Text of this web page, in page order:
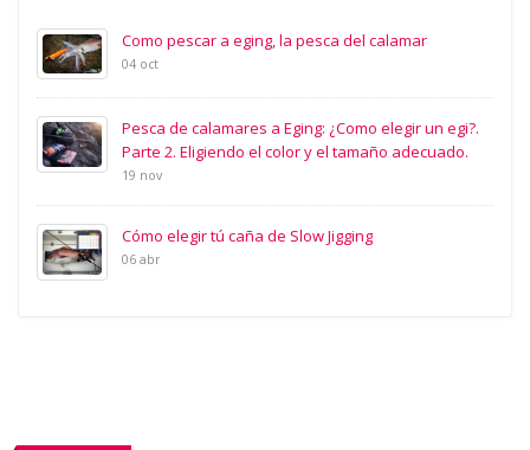
Como pescar a eging, la pesca del calamar
04 oct
Pesca de calamares a Eging: ¿Como elegir un egi?.
Parte 2. Eligiendo el color y el tamaño adecuado.
19 nov
Cómo elegir tú caña de Slow Jigging
06 abr